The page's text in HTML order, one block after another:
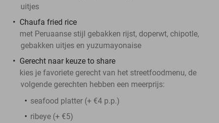
uitjes
Chaufa fried rice
met Peruaanse stijl gebakken rijst, doperwt, chipotle,
gebakken uitjes en yuzumayonaise
Gerecht naar keuze to share
kies je favoriete gerecht van het streetfoodmenu, de
volgende gerechten hebben een meerprijs:
seafood platter (+ €4 p.p.)
ribeye (+ €5)